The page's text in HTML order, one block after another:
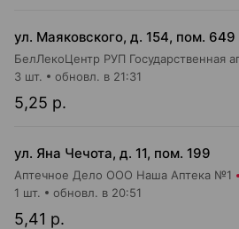
ул. Маяковского, д. 154, пом. 649
5,25 р.
3 шт. обновл. в 21:31
ул. Яна Чечота, д. 11, пом. 199
Аптечное Дело ООО Наша Аптека №1
5,41 р.
1 шт. обновл. в 20:51